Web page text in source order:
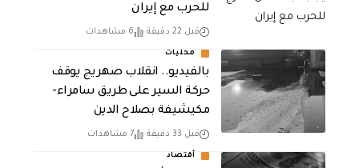
للحرب مع إيران
قبل 22 دقيقة 6 مشاهدات
محليات
بالفيديو.. انقلاب صهريج يوقف
حركة السير على طريق سامراء-
مكيشيفة بصلاح الدين
قبل 33 دقيقة 7 مشاهدات
أقتصاد